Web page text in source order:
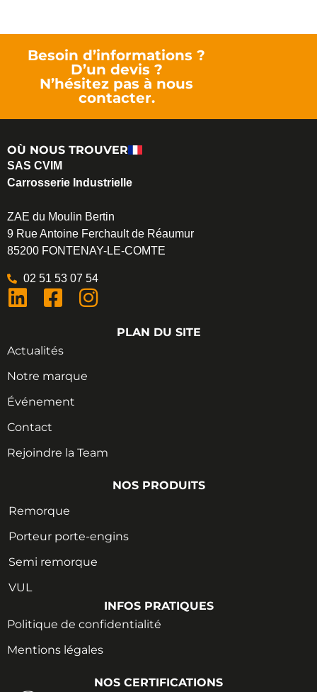
Besoin d’informations ?
D’un devis ?
N’hésitez pas à nous
contacter.
OÙ NOUS TROUVER
SAS CVIM
Carrosserie Industrielle
ZAE du Moulin Bertin
9 Rue Antoine Ferchault de Réaumur
85200 FONTENAY-LE-COMTE
02 51 53 07 54
PLAN DU SITE
Actualités
Notre marque
Événement
Contact
Rejoindre la Team
NOS PRODUITS
Remorque
Porteur porte-engins
Semi remorque
VUL
INFOS PRATIQUES
Politique de confidentialité
Mentions légales
NOS CERTIFICATIONS